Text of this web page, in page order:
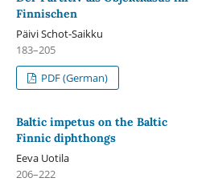
Finnischen
Päivi Schot-Saikku
183–205
PDF (German)
Baltic impetus on the Baltic
Finnic diphthongs
Eeva Uotila
206–222